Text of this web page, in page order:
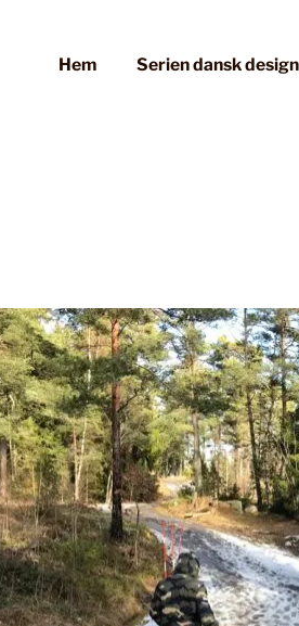
Hem Serien dansk design